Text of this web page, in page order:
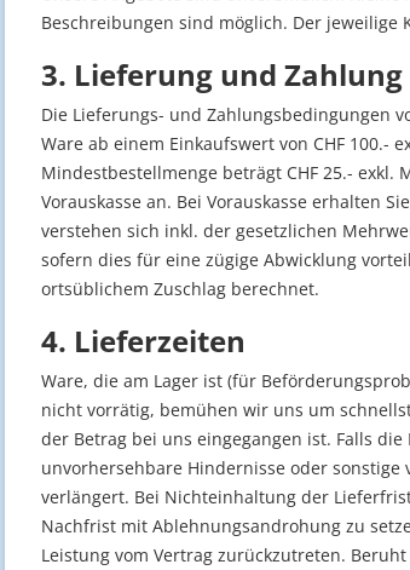
Beschreibungen sind möglich. Der jeweilige
3. Lieferung und Zahlung
Die Lieferungs- und Zahlungsbedingungen
Ware ab einem Einkaufswert von CHF 100.-
Mindestbestellmenge beträgt CHF 25.-
Vorauskasse an. Bei Vorauskasse erhalten
verstehen sich inkl. der gesetzlichen
sofern dies für eine zügige Abwicklung
ortsüblichem Zuschlag berechnet.
4. Lieferzeiten
Ware, die am Lager ist (für
nicht vorrätig, bemühen wir uns um
der Betrag bei uns eingegangen ist. Falls
unvorhersehbare Hindernisse oder
verlängert. Bei Nichteinhaltung der
Nachfrist mit Ablehnungsandrohung zu
Leistung vom Vertrag zurückzutreten.